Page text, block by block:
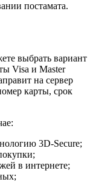
постамата.
выбрать вариант
Visa и Master
на сервер
карты, срок
3D-Secure;
в интернете;